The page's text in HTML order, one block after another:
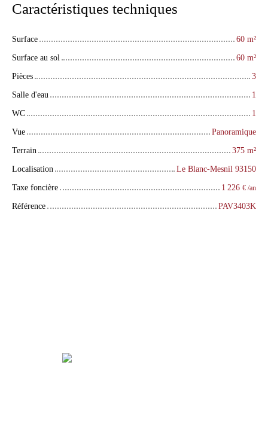
Caractéristiques techniques
Surface 60 m²
Surface au sol
60 m²
Pièces
3
Salle d'eau
1
WC
1
Vue
Panoramique
Terrain
375 m²
Localisation
Le Blanc-Mesnil 93150
Taxe foncière
1 226 € /an
Référence PAV3403K